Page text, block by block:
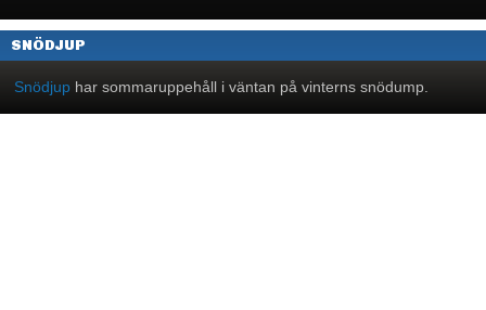
SNÖDJUP
Snödjup har sommaruppehåll i väntan på vinterns snödump.